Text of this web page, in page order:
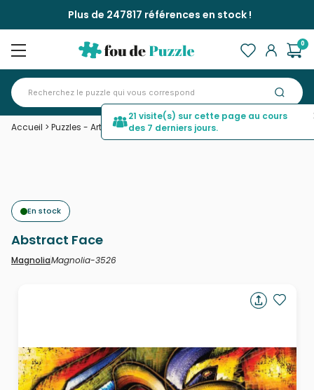
Plus de 247817 références en stock !
0
Accueil > Puzzles - Art Abstract Face
En stock
Abstract Face
MagnoliaMagnolia-3526
21 visite(s) sur cette page au cours
des 7 derniers jours.